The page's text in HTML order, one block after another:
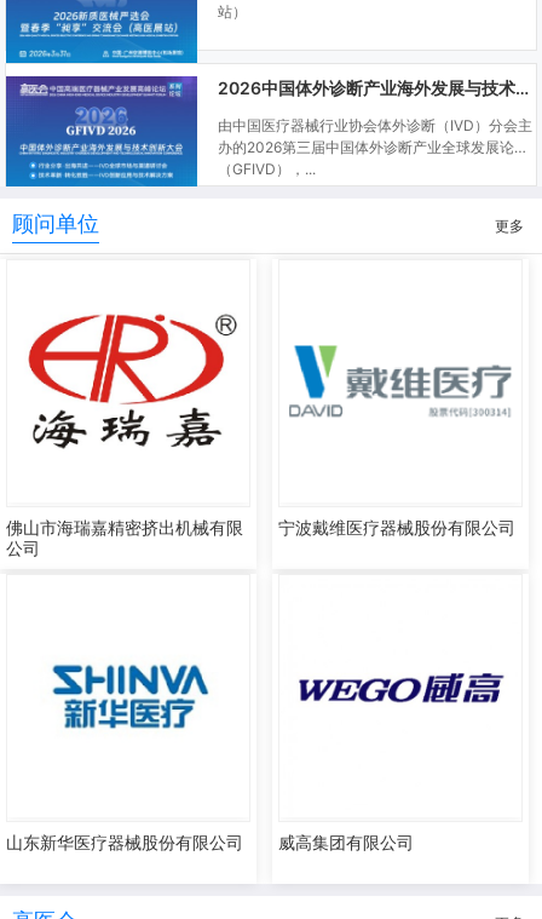
站）
2026中国体外诊断产业海外发展与技术创新大会
由中国医疗器械行业协会体外诊断（IVD）分会主
办的2026第三届中国体外诊断产业全球发展论坛
（GFIVD），...
顾问单位 更多
佛山市海瑞嘉精密挤出机械有限
公司
宁波戴维医疗器械股份有限公司
山东新华医疗器械股份有限公司 威高集团有限公司